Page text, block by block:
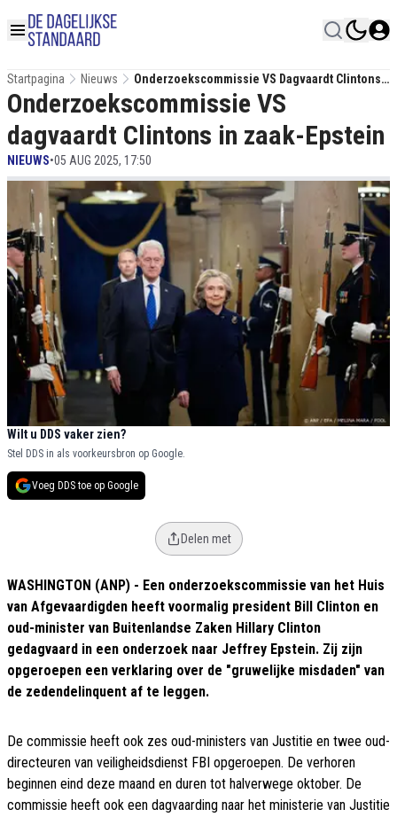
Startpagina Nieuws
Onderzoekscommissie VS Dagvaardt Clintons
In Zaak-Epstein
Onderzoekscommissie VS
dagvaardt Clintons in zaak-Epstein
NIEUWS•05 AUG 2025, 17:50
Wilt u DDS vaker zien?
Stel DDS in als voorkeursbron op Google.
Voeg DDS toe op Google
Delen met
WASHINGTON (ANP) - Een onderzoekscommissie van het Huis
van Afgevaardigden heeft voormalig president Bill Clinton en
oud-minister van Buitenlandse Zaken Hillary Clinton
gedagvaard in een onderzoek naar Jeffrey Epstein. Zij zijn
opgeroepen een verklaring over de "gruwelijke misdaden" van
de zedendelinquent af te leggen.
De commissie heeft ook zes oud-ministers van Justitie en twee oud-
directeuren van veiligheidsdienst FBI opgeroepen. De verhoren
beginnen eind deze maand en duren tot halverwege oktober. De
commissie heeft ook een dagvaarding naar het ministerie van Justitie